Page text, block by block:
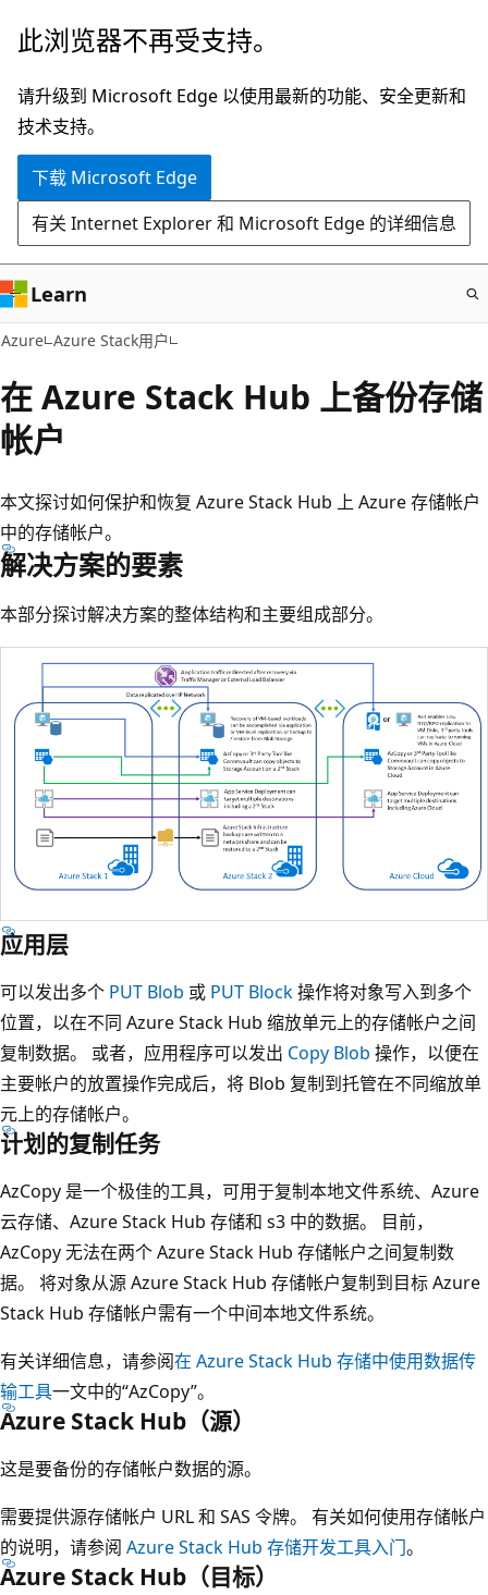
跳
主
要
内
此浏览器不再受支持。
请升级到 Microsoft Edge 以使用最新的功能、安全更新和
技术支持。
下载 Microsoft Edge
有关 Internet Explorer 和 Microsoft Edge 的详细信息
Learn
Azure Azure Stack用户
在 Azure Stack Hub 上备份存储
帐户
本文探讨如何保护和恢复 Azure Stack Hub 上 Azure 存储帐户
中的存储帐户。
解决方案的要素
本部分探讨解决方案的整体结构和主要组成部分。
应用层
可以发出多个 PUT Blob 或 PUT Block操作将对象写入到多个
位置，以在不同 Azure Stack Hub 缩放单元上的存储帐户之间
复制数据。 或者，应用程序可以发出 Copy Blob 操作，以便在
主要帐户的放置操作完成后，将 Blob 复制到托管在不同缩放单
元上的存储帐户。
计划的复制任务
AzCopy 是一个极佳的工具，可用于复制本地文件系统、Azure
云存储、Azure Stack Hub 存储和 s3 中的数据。 目前，
AzCopy 无法在两个 Azure Stack Hub 存储帐户之间复制数
据。 将对象从源 Azure Stack Hub 存储帐户复制到目标 Azure
Stack Hub 存储帐户需有一个中间本地文件系统。
有关详细信息，请参阅在 Azure Stack Hub 存储中使用数据传
输工具一文中的“AzCopy”。
Azure Stack Hub（源）
这是要备份的存储帐户数据的源。
需要提供源存储帐户 URL 和 SAS 令牌。 有关如何使用存储帐户
的说明，请参阅 Azure Stack Hub 存储开发工具入门。
Azure Stack Hub（目标）